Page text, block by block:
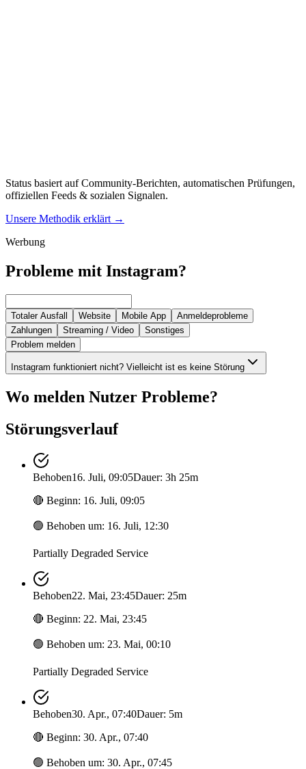
Status basiert auf Community-Berichten, automatischen Prüfungen,
offiziellen Feeds & sozialen Signalen.
Unsere Methodik erklärt →
Werbung
Probleme mit Instagram?
Totaler Ausfall Website Mobile App
Anmeldeprobleme
Zahlungen
Streaming / Video
Sonstiges
Problem melden
Instagram funktioniert nicht? Vielleicht ist es keine Störung
Wo melden Nutzer Probleme?
Störungsverlauf
Behoben16. Juli, 09:05Dauer: 3h 25m
🔴 Beginn: 16. Juli, 09:05
🟢 Behoben um: 16. Juli, 12:30
Partially Degraded Service
Behoben22. Mai, 23:45Dauer: 25m
🔴 Beginn: 22. Mai, 23:45
🟢 Behoben um: 23. Mai, 00:10
Partially Degraded Service
Behoben30. Apr., 07:40Dauer: 5m
🔴 Beginn: 30. Apr., 07:40
🟢 Behoben um: 30. Apr., 07:45